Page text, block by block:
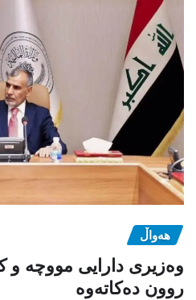
هەواڵ
وەزیری دارایی مووچە و
روون دەکاتەوە